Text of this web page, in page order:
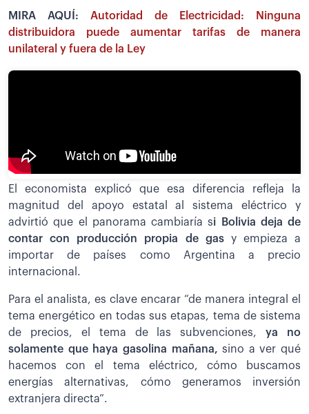
MIRA AQUÍ: Autoridad de Electricidad: Ninguna
distribuidora puede aumentar tarifas de manera
unilateral y fuera de la Ley
El economista explicó que esa diferencia refleja la
magnitud del apoyo estatal al sistema eléctrico y
advirtió que el panorama cambiaría si Bolivia deja de
contar con producción propia de gas y empieza a
importar de países como Argentina a precio
internacional.
Para el analista, es clave encarar “de manera integral el
tema energético en todas sus etapas, tema de sistema
de precios, el tema de las subvenciones,ya no
solamente que haya gasolina mañana,sino a ver qué
hacemos con el tema eléctrico, cómo buscamos
energías alternativas, cómo generamos inversión
extranjera directa”.